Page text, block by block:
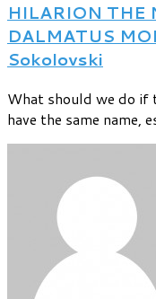
HILARION THE
DALMATUS
Sokolovski
What should we do if
have the same name,